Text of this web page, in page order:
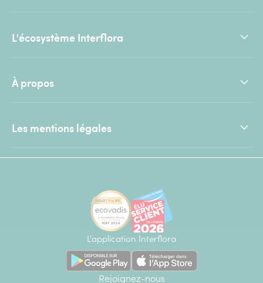
L'écosystème Interflora
À propos
Les mentions légales
L'application Interflora
Rejoignez-nous